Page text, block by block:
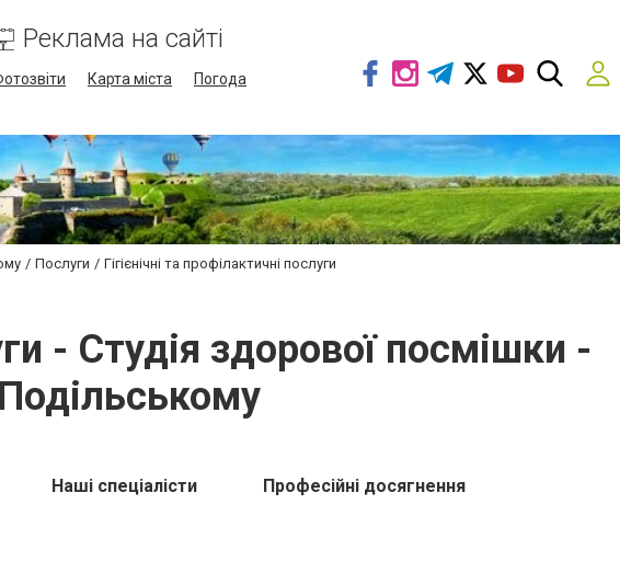
Реклама на сайті
Карта міста
Погода
Послуги Гігієнічні та профілактичні послуги
- Студія здорової посмішки -
Наші спеціалісти Професійні досягнення